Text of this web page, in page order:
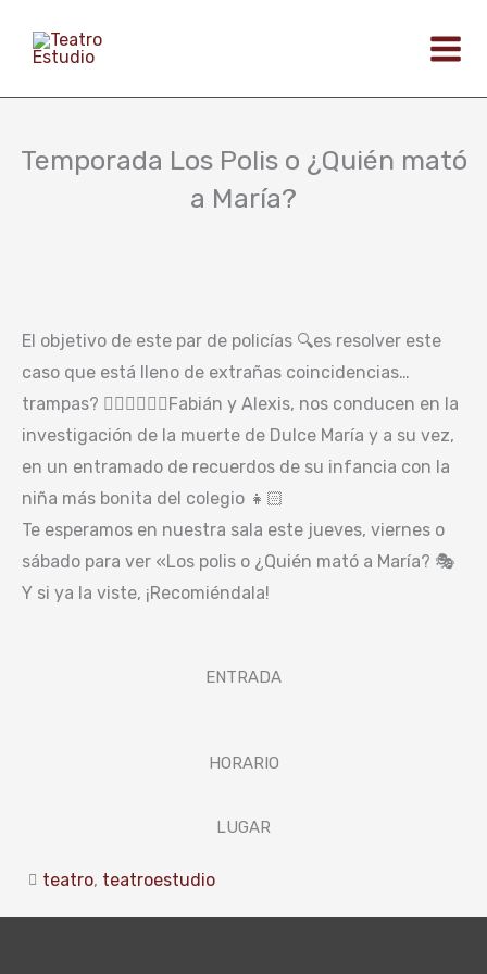
Temporada Los Polis o ¿Quién mató
a María?
El objetivo de este par de policías 🔍es resolver este
caso que está lleno de extrañas coincidencias…
trampas? 👮🏻‍♂️👮🏼‍♂️Fabián y Alexis, nos conducen en la
investigación de la muerte de Dulce María y a su vez,
en un entramado de recuerdos de su infancia con la
niña más bonita del colegio 👧🏻
Te esperamos en nuestra sala este jueves, viernes o
sábado para ver «Los polis o ¿Quién mató a María? 🎭
Y si ya la viste, ¡Recomiéndala!
ENTRADA
HORARIO
LUGAR
teatro, teatroestudio